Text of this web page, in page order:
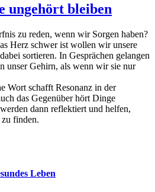
ungehört bleiben
zu reden, wenn wir Sorgen haben?
Herz schwer ist wollen wir unsere
sortieren. In Gesprächen gelangen
unser Gehirn, als wenn wir sie nur
Wort schafft Resonanz in der
das Gegenüber hört Dinge
dann reflektiert und helfen,
zu finden.
Leben